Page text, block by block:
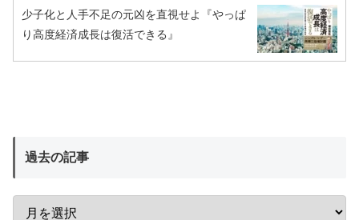
少子化と人手不足の元凶を直視せよ『やっぱ
り高度経済成長は復活できる』
過去の記事